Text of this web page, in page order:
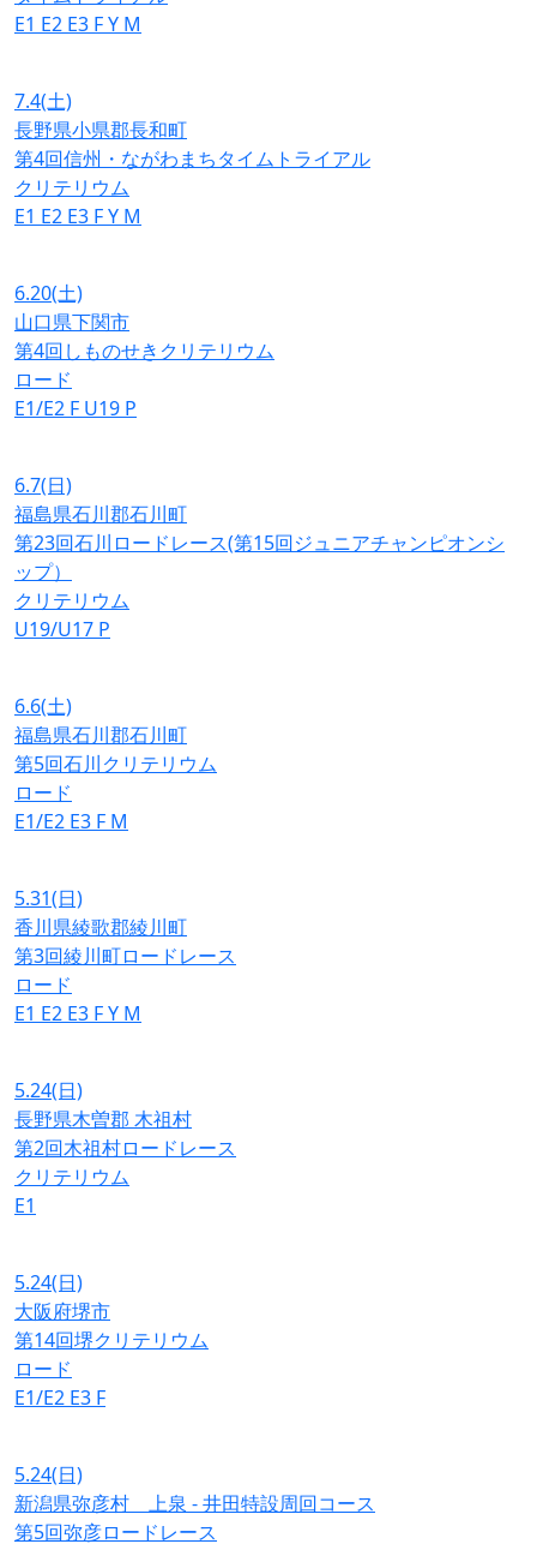
E1 E2 E3 FY M
7.4(土)
長野県小県郡長和町
第4回信州・ながわまちタイムトライアル
クリテリウム
E1 E2 E3 FY M
6.20(土)
山口県下関市
第4回しものせきクリテリウム
ロード
E1/E2 F U19 P
6.7(日)
福島県石川郡石川町
第23回石川ロードレース(第15回ジュニアチャンピオンシ
ップ）
クリテリウム
U19/U17 P
6.6(土)
福島県石川郡石川町
第5回石川クリテリウム
ロード
E1/E2 E3 F M
5.31(日)
香川県綾歌郡綾川町
第3回綾川町ロードレース
ロード
E1 E2 E3 FY M
5.24(日)
長野県木曽郡 木祖村
第2回木祖村ロードレース
クリテリウム
E1
5.24(日)
大阪府堺市
第14回堺クリテリウム
ロード
E1/E2 E3 F
5.24(日)
新潟県弥彦村 上泉 - 井田特設周回コース
第5回弥彦ロードレース